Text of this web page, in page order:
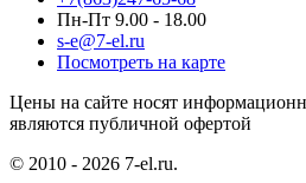
Пн-Пт 9.00 - 18.00
s-e@7-el.ru
Посмотреть на карте
Цены на сайте носят
являются публичной офертой
© 2010 - 2026 7-el.ru.